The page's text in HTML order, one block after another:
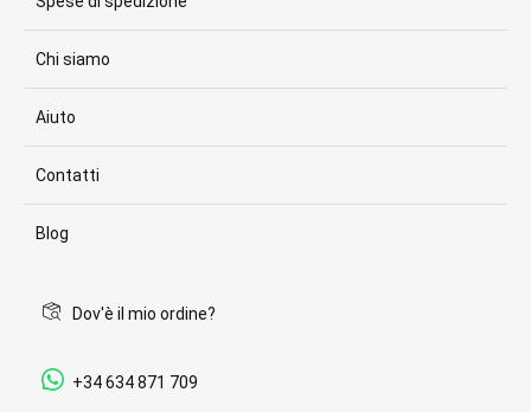
Chi siamo
Aiuto
Contatti
Blog
Dov'è il mio ordine?
+34 634 871 709